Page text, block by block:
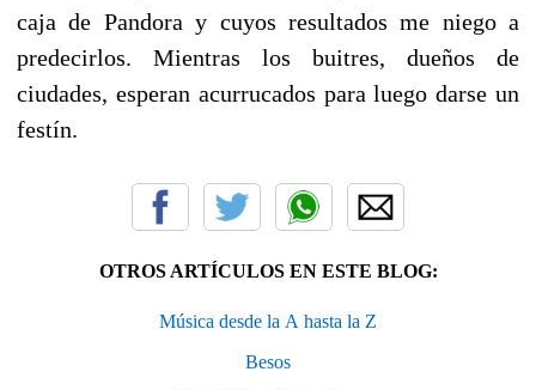
caja de Pandora y cuyos resultados me niego a
predecirlos. Mientras los buitres, dueños de
ciudades, esperan acurrucados para luego darse un
festín.
OTROS ARTÍCULOS EN ESTE BLOG:
Música desde la A hasta la Z
Besos